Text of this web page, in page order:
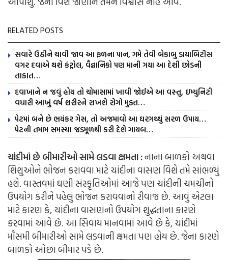
RELATED POSTS
સવારે ઉઠીને ચાવી જાવ આ ફળના પાન, ગમે તેવી બેકાબુ ડાયાબિટીસ
વગર દવાએ થશે કંટ્રોલ, વૈજ્ઞાનિકો પણ માની ગયા આ દેશી છોડની
તાકાત…
દવાખાને ન જવું હોય તો ચોમાસામાં ખાવી જોઈએ આ વસ્તુ, ઇમ્યુનિટી
વધારી આખું વર્ષ શરીરને રાખશે રોગો મુક્ત…
પેટમાં બને છે ભયંકર ગેસ, તો અજમાવો આ ઘરગથ્થું સરળ ઉપાય…
પેટની તમામ સમસ્યા જડમૂળથી કરી દેશે ગાયબ…
ચાંદીમાં છે બીમારીઓ સામે લડવા ક્ષમતા :નાના બાળકો અથવા
શિશુઓને ભોજન કરાવવા માટે ચાંદીના વાસણ વિશે તમે સાંભળ્યું
હશે. વાસ્તવમાં ઘણી સંસ્કૃતિઓમાં આજે પણ ચાંદીની ચમચીનો
ઉપયોગ કરીને પહેલું ભોજન કરાવવાનો રીવાજ છે. આવું એટલા
માટે કારણ કે, ચાંદીના વાસણનો ઉપયોગ શુદ્ધતાના કારણે
કરવામાં આવે છે. આ સિવાય માનવામાં આવે છે કે, ચાંદીમાં
મૌસમી બીમારીઓ સામે લડવાની ક્ષમતા પણ હોય છે. જેના કારણે
બાળકો ઓછા બીમાર પડે છે.